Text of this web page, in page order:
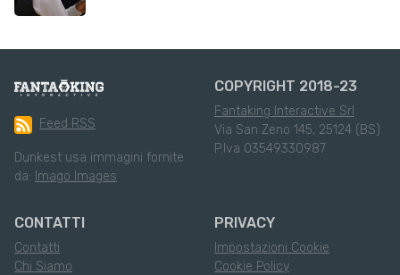
Feed RSS
Dunkest usa immagini fornite
da: Imago Images
COPYRIGHT 2018-23
Fantaking Interactive Srl
Via San Zeno 145, 25124 (BS)
P.Iva 03549330987
CONTATTI
Contatti
Chi Siamo
PRIVACY
Impostazioni Cookie
Cookie Policy